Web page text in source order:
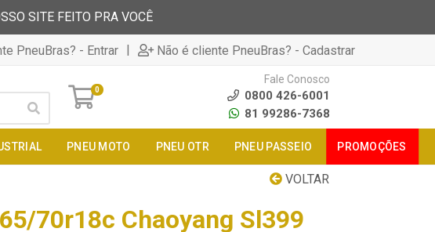
SITE FEITO PRA VOCÊ
PneuBras? - Entrar | Não é cliente PneuBras? - Cadastrar
0
Fale Conosco
0800 426-6001
81 99286-7368
PNEU MOTO PNEU OTR PNEU PASSEIO PROMOÇÕES
VOLTAR
70r18c Chaoyang Sl399